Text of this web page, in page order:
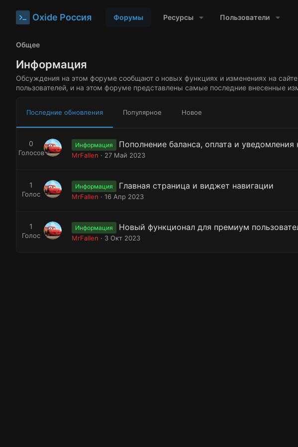
Oxide Россия Форумы Ресурсы Пользователи
Общее
Информация
Обсуждения на этом форуме сообщают о новых функциях и изменениях на
пользователей, и на этом форуме представлены самые последние внесенные
Последние обновления Популярное Новое
0
Голосов
Информация Пополнение баланса, оплата и уведомления
MrFallen 27 Май 2023
1
Голос
Информация Главная страница и виджет навигации
MrFallen 16 Апр 2023
1
Голос
Информация Новый функционал для премиум
MrFallen 3 Окт 2023